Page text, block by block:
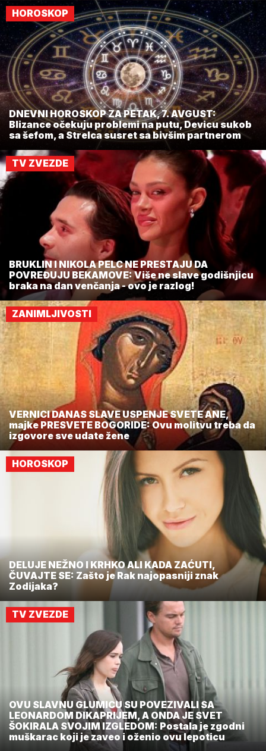
HOROSKOP
DNEVNI HOROSKOP ZA PETAK, 7. AVGUST:
Blizance očekuju problemi na putu, Devicu sukob
sa šefom, a Strelca susret sa bivšim partnerom
TV ZVEZDE
BRUKLIN I NIKOLA PELC NE PRESTAJU DA
POVREĐUJU BEKAMOVE: Više ne slave godišnjicu
braka na dan venčanja - ovo je razlog!
ZANIMLJIVOSTI
VERNICI DANAS SLAVE USPENJE SVETE ANE,
majke PRESVETE BOGORIDE: Ovu molitvu treba da
izgovore sve udate žene
HOROSKOP
DELUJE NEŽNO I KRHKO ALI KADA ZAĆUTI,
ČUVAJTE SE: Zašto je Rak najopasniji znak
Zodijaka?
TV ZVEZDE
OVU SLAVNU GLUMICU SU POVEZIVALI SA
LEONARDOM DIKAPRIJEM, A ONDA JE SVET
ŠOKIRALA SVOJIM IZGLEDOM: Postala je zgodni
muškarac koji je zaveo i oženio ovu lepoticu